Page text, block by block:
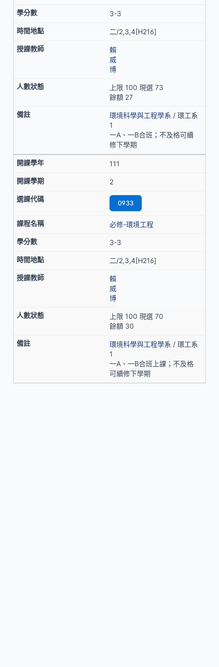
3-3
二/2,3,4[H216]
賴
威
博
上限 100 現選 73
餘額 27
環境科學與工程學系 / 環工系
1
一A、一B合班；不及格可續
修下學期
111
2
0933
必修-環境工程
3-3
二/2,3,4[H216]
賴
威
博
上限 100 現選 70
餘額 30
環境科學與工程學系 / 環工系
1
一A、一B合班上課；不及格
可續修下學期